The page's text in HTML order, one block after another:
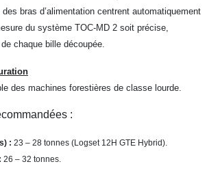
bras d’alimentation centrent automatiquement
du système TOC-MD 2 soit précise,
chaque bille découpée.
des machines forestières de classe lourde.
:
: 23 – 28 tonnes (Logset 12H GTE Hybrid).
26 – 32 tonnes.